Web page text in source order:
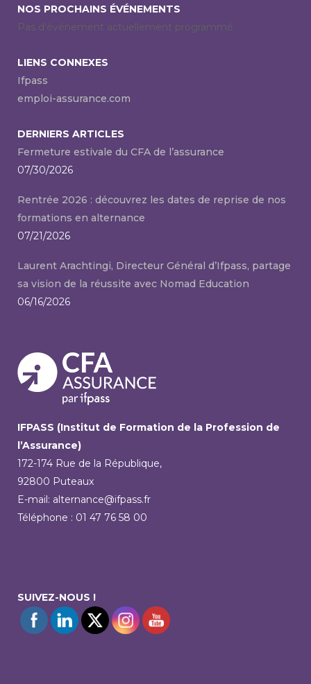
NOS PROCHAINS ÉVÉNEMENTS
Pas d'événement actuellement programmé.
LIENS CONNEXES
Ifpass
emploi-assurance.com
DERNIERS ARTICLES
Fermeture estivale du CFA de l’assurance
07/30/2026
Rentrée 2026 : découvrez les dates de reprise de nos
formations en alternance
07/21/2026
Laurent Arachtingi, Directeur Général d’Ifpass, partage
sa vision de la réussite avec Nomad Education
06/16/2026
IFPASS (Institut de Formation de la Profession de
l’Assurance)
172-174 Rue de la République,
92800 Puteaux
E-mail: alternance@ifpass.fr
Téléphone : 01 47 76 58 00
SUIVEZ-NOUS !